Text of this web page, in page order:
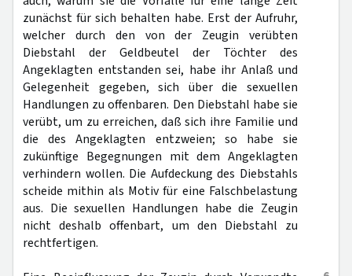
zunächst für sich behalten habe. Erst der Aufruhr,
welcher durch den von der Zeugin verübten
Diebstahl der Geldbeutel der Töchter des
Angeklagten entstanden sei, habe ihr Anlaß und
Gelegenheit gegeben, sich über die sexuellen
Handlungen zu offenbaren. Den Diebstahl habe sie
verübt, um zu erreichen, daß sich ihre Familie und
die des Angeklagten entzweien; so habe sie
zukünftige Begegnungen mit dem Angeklagten
verhindern wollen. Die Aufdeckung des Diebstahls
scheide mithin als Motiv für eine Falschbelastung
aus. Die sexuellen Handlungen habe die Zeugin
nicht deshalb offenbart, um den Diebstahl zu
rechtfertigen.